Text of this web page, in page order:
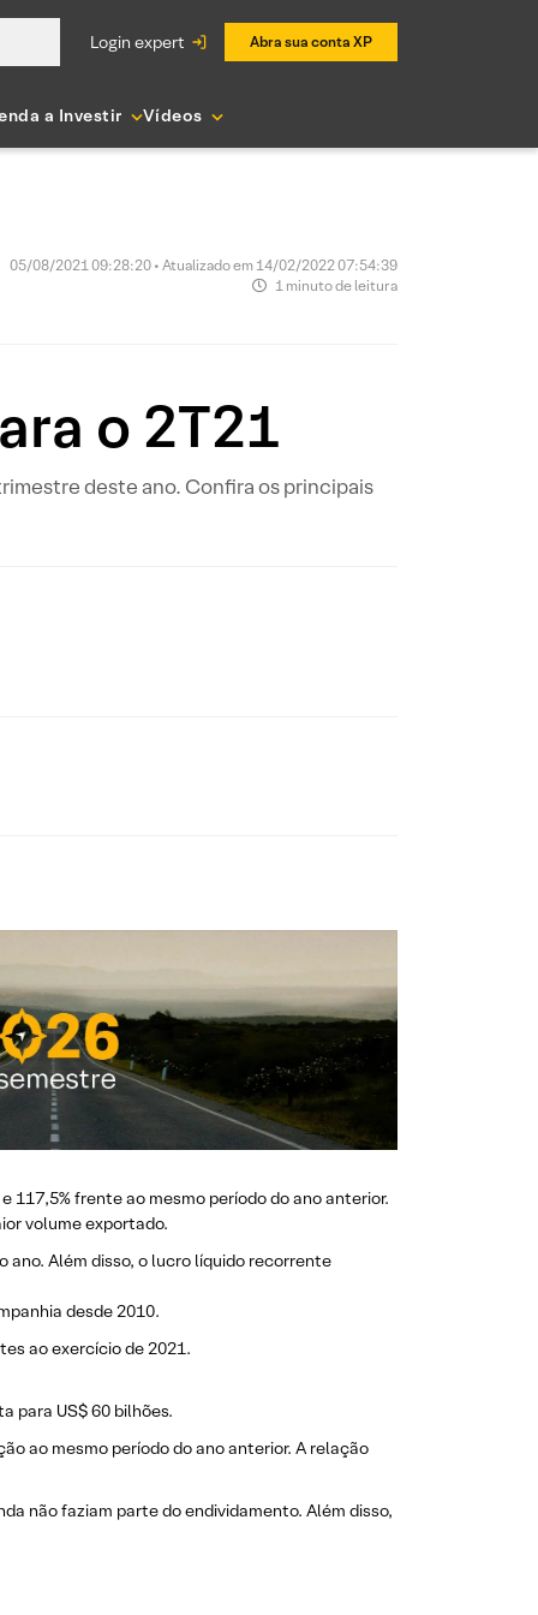
login expert Abra sua conta XP
a Investir Vídeos
05/08/2021 09:28:20 • Atualizado em 14/02/2022 07:54:39
1 minuto de leitura
o 2T21
deste ano. Confira os principais
117,5% frente ao mesmo período do ano anterior.
volume exportado.
ano. Além disso, o lucro líquido recorrente
desde 2010.
ao exercício de 2021.
para US$ 60 bilhões.
ao mesmo período do ano anterior. A relação
não faziam parte do endividamento. Além disso,